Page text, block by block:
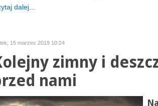
dalej...
15 marzec 2019 10:24
zimny i
nami